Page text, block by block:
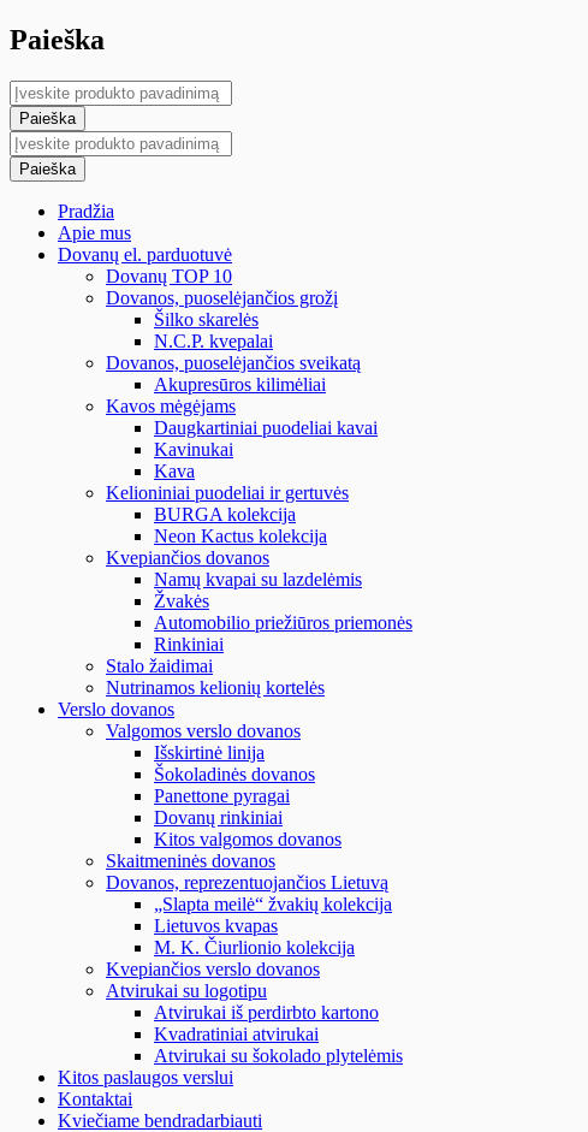
Paieška
Pradžia
Apie mus
Dovanų el. parduotuvė
Dovanų TOP 10
Dovanos, puoselėjančios grožį
Šilko skarelės
N.C.P. kvepalai
Dovanos, puoselėjančios sveikatą
Akupresūros kilimėliai
Kavos mėgėjams
Daugkartiniai puodeliai kavai
Kavinukai
Kava
Kelioniniai puodeliai ir gertuvės
BURGA kolekcija
Neon Kactus kolekcija
Kvepiančios dovanos
Namų kvapai su lazdelėmis
Žvakės
Automobilio priežiūros priemonės
Rinkiniai
Stalo žaidimai
Nutrinamos kelionių kortelės
Verslo dovanos
Valgomos verslo dovanos
Išskirtinė linija
Šokoladinės dovanos
Panettone pyragai
Dovanų rinkiniai
Kitos valgomos dovanos
Skaitmeninės dovanos
Dovanos, reprezentuojančios Lietuvą
„Slapta meilė“ žvakių kolekcija
Lietuvos kvapas
M. K. Čiurlionio kolekcija
Kvepiančios verslo dovanos
Atvirukai su logotipu
Atvirukai iš perdirbto kartono
Kvadratiniai atvirukai
Atvirukai su šokolado plytelėmis
Kitos paslaugos verslui
Kontaktai
Kviečiame bendradarbiauti